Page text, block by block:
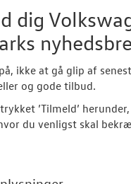
dig
ikke at gå glip af
og gode tilbud.
’Tilmeld’
du venligst skal